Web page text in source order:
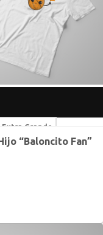
Extra Grande
Extra Grande
“Baloncito Fan”